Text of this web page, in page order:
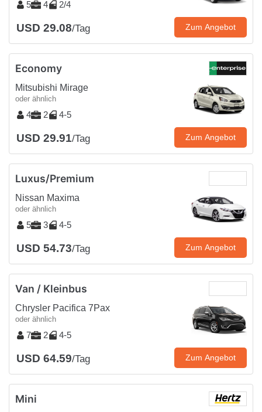
5 4 2/4
USD 29.08/Tag Zum Angebot
Economy
Mitsubishi Mirage
oder ähnlich
4 2 4-5
USD 29.91/Tag Zum Angebot
Luxus/Premium
Nissan Maxima
oder ähnlich
5 3 4-5
USD 54.73/Tag Zum Angebot
Van / Kleinbus
Chrysler Pacifica 7Pax
oder ähnlich
7 2 4-5
USD 64.59/Tag Zum Angebot
Mini